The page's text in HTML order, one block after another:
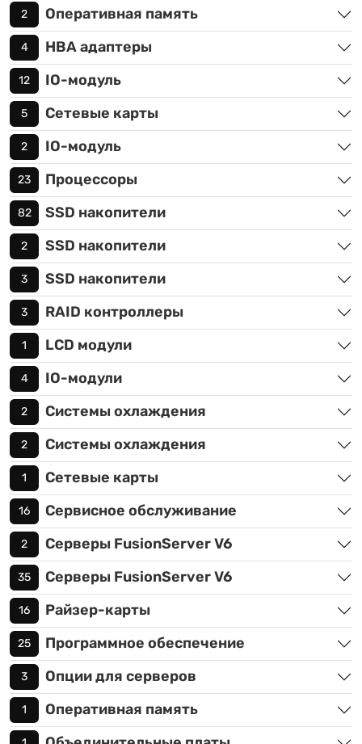
2 Оперативная память
4 HBA адаптеры
12 IO-модуль
5 Сетевые карты
2 IO-модуль
23 Процессоры
82 SSD накопители
2 SSD накопители
3 SSD накопители
3 RAID контроллеры
1 LCD модули
4 IO-модули
2 Системы охлаждения
2 Системы охлаждения
1 Сетевые карты
16 Сервисное обслуживание
2 Серверы FusionServer V6
35 Серверы FusionServer V6
16 Райзер-карты
25 Программное обеспечение
3 Опции для серверов
1 Оперативная память